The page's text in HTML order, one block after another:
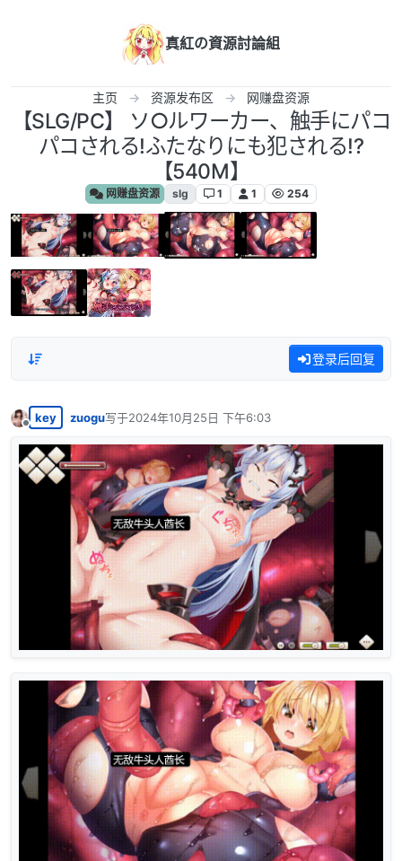
真紅の資源討論組
主页 资源发布区 网赚盘资源
【SLG/PC】 ソ○ルワーカー、触手にパコ
パコされる!ふたなりにも犯される!?
【540M】
网赚盘资源 slg 1 1 254
登录后回复
离线
key zuogu写于2024年10月25日 下午6:03
最后由 编辑